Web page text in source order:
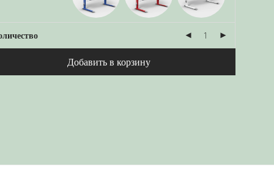
Добавить в корзину